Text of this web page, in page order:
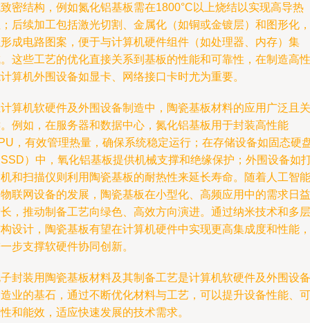
密结构，例如氮化铝基板需在1800°C以上烧结以实现高导热
后续加工包括激光切割、金属化（如铜或金镀层）和图形化，
成电路图案，便于与计算机硬件组件（如处理器、内存）集
这些工艺的优化直接关系到基板的性能和可靠性，在制造高性
算机外围设备如显卡、网络接口卡时尤为重要。
算机软硬件及外围设备制造中，陶瓷基板材料的应用广泛且关
例如，在服务器和数据中心，氮化铝基板用于封装高性能
，有效管理热量，确保系统稳定运行；在存储设备如固态硬
）中，氧化铝基板提供机械支撑和绝缘保护；外围设备如
和扫描仪则利用陶瓷基板的耐热性来延长寿命。随着人工智能
联网设备的发展，陶瓷基板在小型化、高频应用中的需求日益
，推动制备工艺向绿色、高效方向演进。通过纳米技术和多层
设计，陶瓷基板有望在计算机硬件中实现更高集成度和性能，
步支撑软硬件协同创新。
封装用陶瓷基板材料及其制备工艺是计算机软硬件及外围设备
业的基石，通过不断优化材料与工艺，可以提升设备性能、可
和能效，适应快速发展的技术需求。